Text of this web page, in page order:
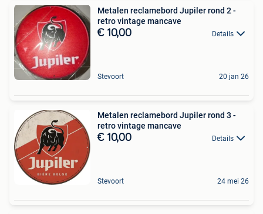
Metalen reclamebord Jupiler rond 2 -
retro vintage mancave
€ 10,00 Details
Stevoort 20 jan 26
Metalen reclamebord Jupiler rond 3 -
retro vintage mancave
€ 10,00 Details
Stevoort 24 mei 26